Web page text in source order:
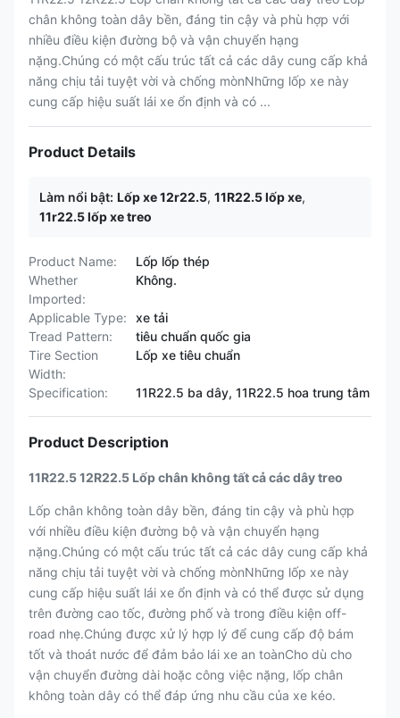
chân không toàn dây bền, đáng tin cậy và phù hợp với
nhiều điều kiện đường bộ và vận chuyển hạng
nặng.Chúng có một cấu trúc tất cả các dây cung cấp khả
năng chịu tải tuyệt vời và chống mònNhững lốp xe này
cung cấp hiệu suất lái xe ổn định và có ...
Product Details
Làm nổi bật: Lốp xe 12r22.5, 11R22.5 lốp xe,
11r22.5 lốp xe treo
Product Name:
Lốp lốp thép
Whether
Imported:
Không.
Applicable Type:
xe tải
Tread Pattern:
tiêu chuẩn quốc gia
Tire Section
Width:
Lốp xe tiêu chuẩn
Specification: 11R22.5 ba dây, 11R22.5 hoa trung tâm
Product Description
11R22.5 12R22.5 Lốp chân không tất cả các dây treo
Lốp chân không toàn dây bền, đáng tin cậy và phù hợp
với nhiều điều kiện đường bộ và vận chuyển hạng
nặng.Chúng có một cấu trúc tất cả các dây cung cấp khả
năng chịu tải tuyệt vời và chống mònNhững lốp xe này
cung cấp hiệu suất lái xe ổn định và có thể được sử dụng
trên đường cao tốc, đường phố và trong điều kiện off-
road nhẹ.Chúng được xử lý hợp lý để cung cấp độ bám
tốt và thoát nước để đảm bảo lái xe an toànCho dù cho
vận chuyển đường dài hoặc công việc nặng, lốp chân
không toàn dây có thể đáp ứng nhu cầu của xe kéo.